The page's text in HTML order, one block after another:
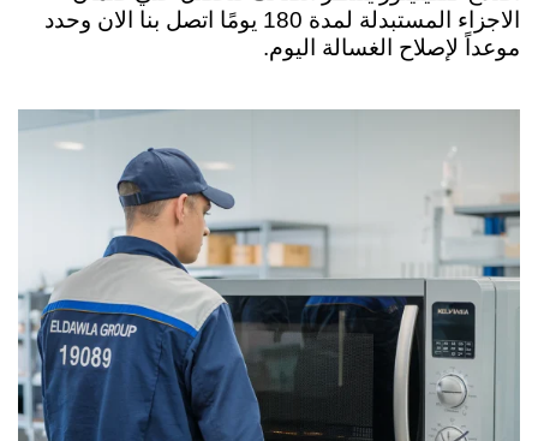
الاجزاء المستبدلة لمدة 180 يومًا اتصل بنا الان وحدد
موعداً لإصلاح الغسالة اليوم.